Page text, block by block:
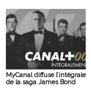
MyCanal diffuse l’intégrale
de la saga James Bond